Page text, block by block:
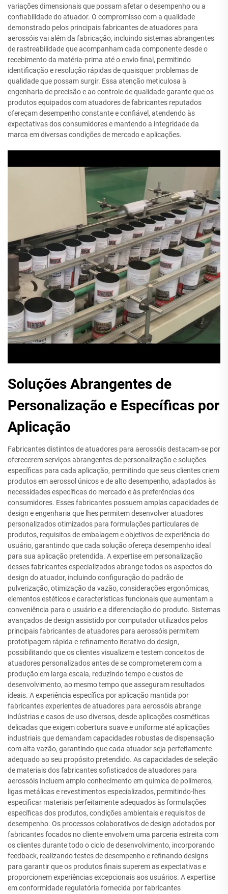
variações dimensionais que possam afetar o desempenho ou a
confiabilidade do atuador. O compromisso com a qualidade
demonstrado pelos principais fabricantes de atuadores para
aerossóis vai além da fabricação, incluindo sistemas abrangentes
de rastreabilidade que acompanham cada componente desde o
recebimento da matéria-prima até o envio final, permitindo
identificação e resolução rápidas de quaisquer problemas de
qualidade que possam surgir. Essa atenção meticulosa à
engenharia de precisão e ao controle de qualidade garante que os
produtos equipados com atuadores de fabricantes reputados
ofereçam desempenho constante e confiável, atendendo às
expectativas dos consumidores e mantendo a integridade da
marca em diversas condições de mercado e aplicações.
Soluções Abrangentes de
Personalização e Específicas por
Aplicação
Fabricantes distintos de atuadores para aerossóis destacam-se por
oferecerem serviços abrangentes de personalização e soluções
específicas para cada aplicação, permitindo que seus clientes criem
produtos em aerossol únicos e de alto desempenho, adaptados às
necessidades específicas do mercado e às preferências dos
consumidores. Esses fabricantes possuem amplas capacidades de
design e engenharia que lhes permitem desenvolver atuadores
personalizados otimizados para formulações particulares de
produtos, requisitos de embalagem e objetivos de experiência do
usuário, garantindo que cada solução ofereça desempenho ideal
para sua aplicação pretendida. A expertise em personalização
desses fabricantes especializados abrange todos os aspectos do
design do atuador, incluindo configuração do padrão de
pulverização, otimização da vazão, considerações ergonômicas,
elementos estéticos e características funcionais que aumentam a
conveniência para o usuário e a diferenciação do produto. Sistemas
avançados de design assistido por computador utilizados pelos
principais fabricantes de atuadores para aerossóis permitem
prototipagem rápida e refinamento iterativo do design,
possibilitando que os clientes visualizem e testem conceitos de
atuadores personalizados antes de se comprometerem com a
produção em larga escala, reduzindo tempo e custos de
desenvolvimento, ao mesmo tempo que asseguram resultados
ideais. A experiência específica por aplicação mantida por
fabricantes experientes de atuadores para aerossóis abrange
indústrias e casos de uso diversos, desde aplicações cosméticas
delicadas que exigem cobertura suave e uniforme até aplicações
industriais que demandam capacidades robustas de dispensação
com alta vazão, garantindo que cada atuador seja perfeitamente
adequado ao seu propósito pretendido. As capacidades de seleção
de materiais dos fabricantes sofisticados de atuadores para
aerossóis incluem amplo conhecimento em química de polímeros,
ligas metálicas e revestimentos especializados, permitindo-lhes
especificar materiais perfeitamente adequados às formulações
específicas dos produtos, condições ambientais e requisitos de
desempenho. Os processos colaborativos de design adotados por
fabricantes focados no cliente envolvem uma parceria estreita com
os clientes durante todo o ciclo de desenvolvimento, incorporando
feedback, realizando testes de desempenho e refinando designs
para garantir que os produtos finais superem as expectativas e
proporcionem experiências excepcionais aos usuários. A expertise
em conformidade regulatória fornecida por fabricantes